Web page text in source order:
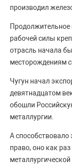
производил
Продолжительное
рабочей силы
отрасль начала
месторождениям
Чугун начал
девятнадцатом
обошли
металлургии.
А способствовало
право, оно как
металлургической